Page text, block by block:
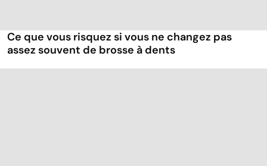
Ce que vous risquez si vous ne changez pas
assez souvent de brosse à dents